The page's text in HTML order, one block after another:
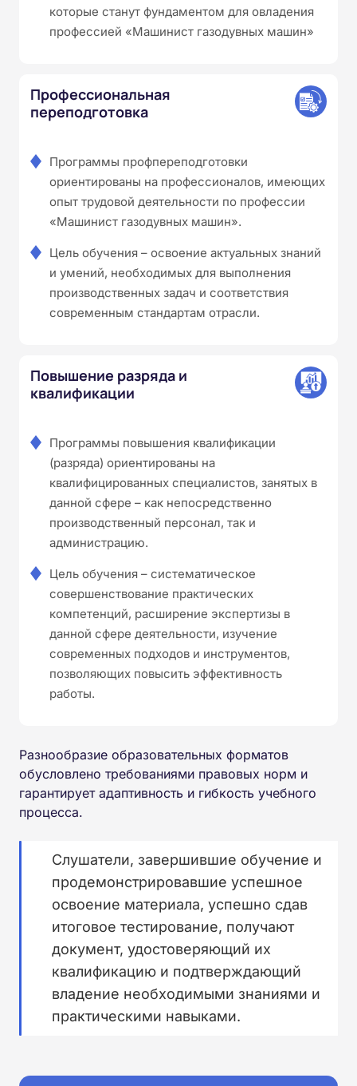
которые станут фундаментом для овладения
профессией «Машинист газодувных машин»
Профессиональная
переподготовка
Программы профпереподготовки
ориентированы на профессионалов, имеющих
опыт трудовой деятельности по профессии
«Машинист газодувных машин».
Цель обучения – освоение актуальных знаний
и умений, необходимых для выполнения
производственных задач и соответствия
современным стандартам отрасли.
Повышение разряда и
квалификации
Программы повышения квалификации
(разряда) ориентированы на
квалифицированных специалистов, занятых в
данной сфере – как непосредственно
производственный персонал, так и
администрацию.
Цель обучения – систематическое
совершенствование практических
компетенций, расширение экспертизы в
данной сфере деятельности, изучение
современных подходов и инструментов,
позволяющих повысить эффективность
работы.
Разнообразие образовательных форматов
обусловлено требованиями правовых норм и
гарантирует адаптивность и гибкость учебного
процесса.
Слушатели, завершившие обучение и
продемонстрировавшие успешное
освоение материала, успешно сдав
итоговое тестирование, получают
документ, удостоверяющий их
квалификацию и подтверждающий
владение необходимыми знаниями и
практическими навыками.